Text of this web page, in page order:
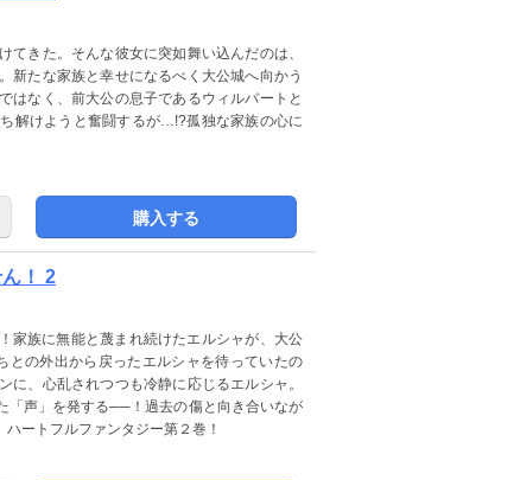
きた。そんな彼女に突如舞い込んだのは、
新たな家族と幸せになるべく大公城へ向かう
はなく、前大公の息子であるウィルバートと
解けようと奮闘するが…!?孤独な家族の心に
購入する
！ 2
家族に無能と蔑まれ続けたエルシャが、大公
の外出から戻ったエルシャを待っていたの
、心乱されつつも冷静に応じるエルシャ。
「声」を発する──！過去の傷と向き合いなが
ートフルファンタジー第２巻！